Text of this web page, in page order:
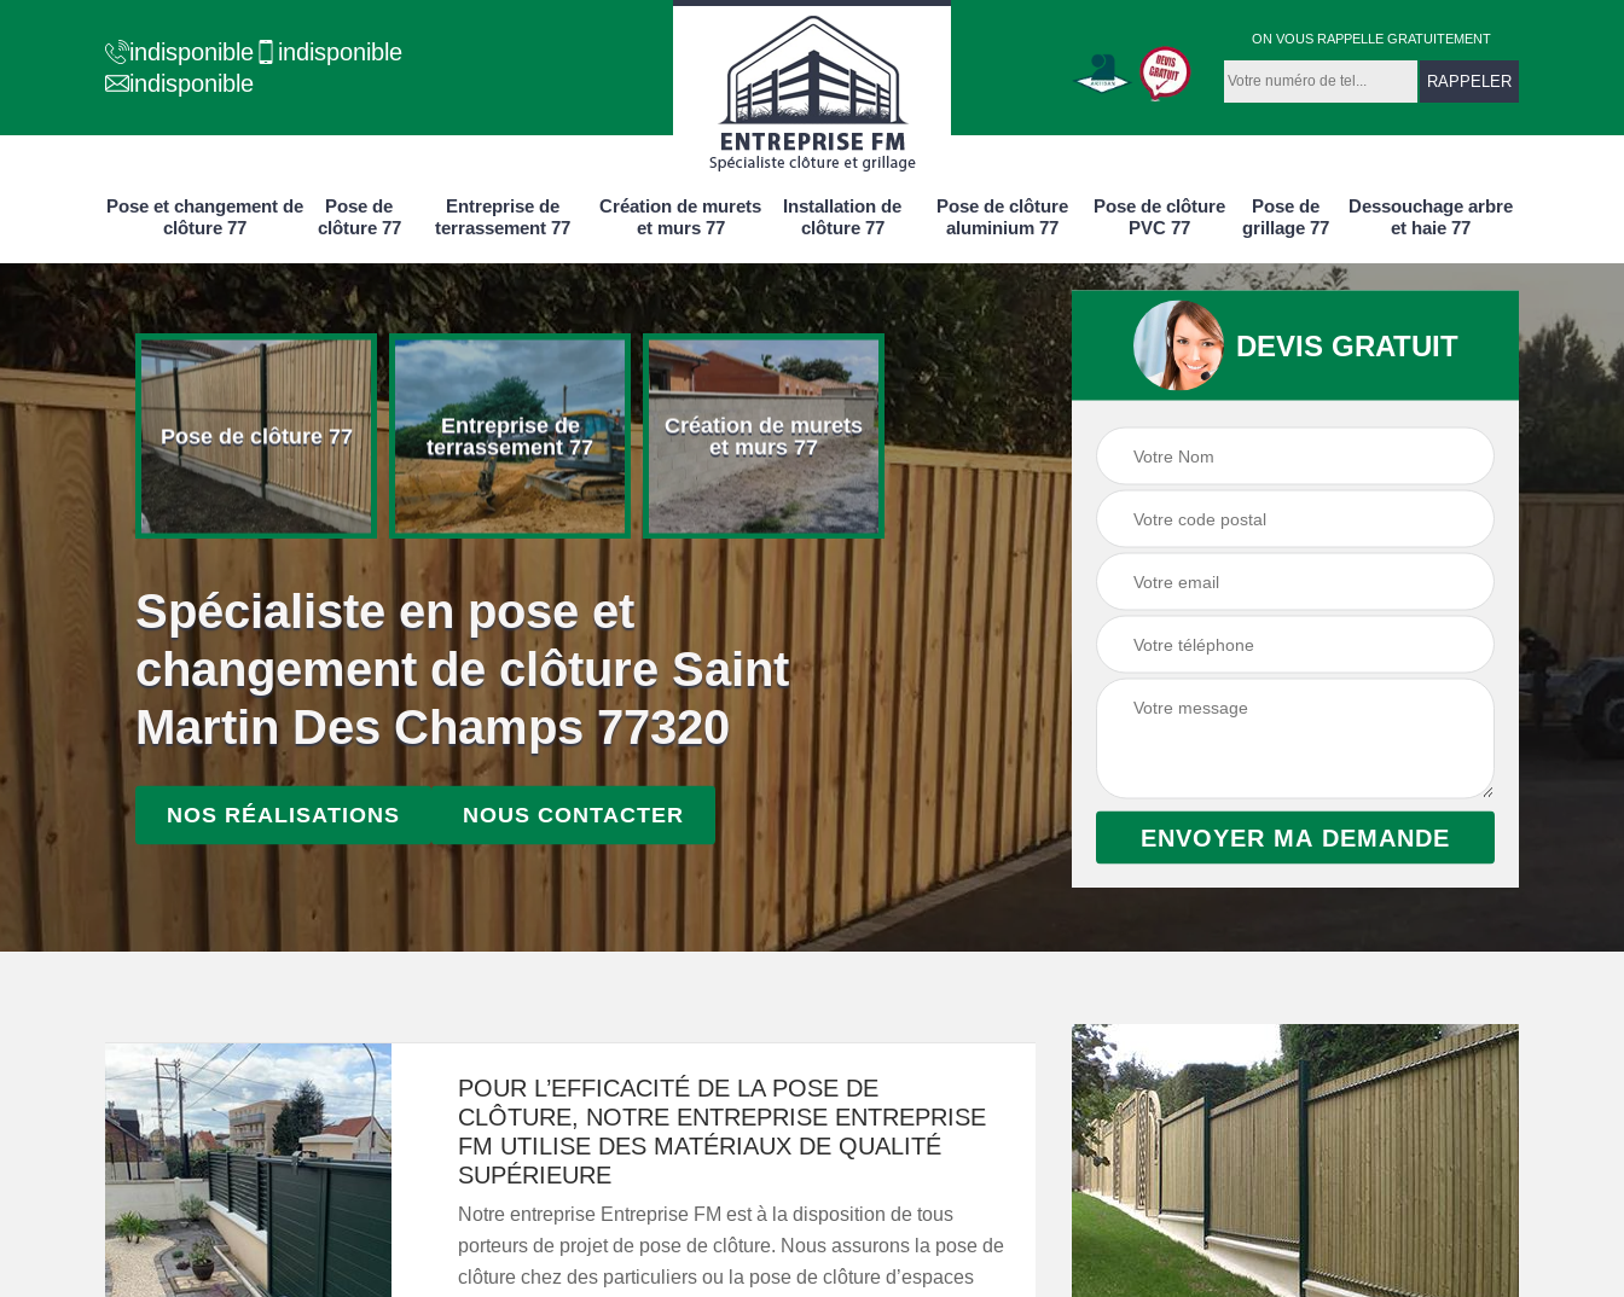
indisponible
indisponible
indisponible
ON VOUS RAPPELLE GRATUITEMENT
Pose et changement de
clôture 77
Pose de
clôture 77
Entreprise de
terrassement 77
Création de murets
et murs 77
Installation de
clôture 77
Pose de clôture
aluminium 77
Pose de clôture
PVC 77
Pose de
grillage 77
Dessouchage arbre
et haie 77
et
de
Pose de clôture 77
Entreprise de
terrassement 77
Création de murets
et murs 77
Installation de
clôture 77
Pose de clôture
Pose de clôture
PVC 77
Spécialiste en pose et
changement de clôture Saint
Martin Des Champs 77320
NOS RÉALISATIONS NOUS CONTACTER
DEVIS GRATUIT
POUR L’EFFICACITÉ DE LA POSE DE
CLÔTURE, NOTRE ENTREPRISE ENTREPRISE
FM UTILISE DES MATÉRIAUX DE QUALITÉ
SUPÉRIEURE
Notre entreprise Entreprise FM est à la disposition de tous
porteurs de projet de pose de clôture. Nous assurons la pose de
clôture chez des particuliers ou la pose de clôture d’espaces